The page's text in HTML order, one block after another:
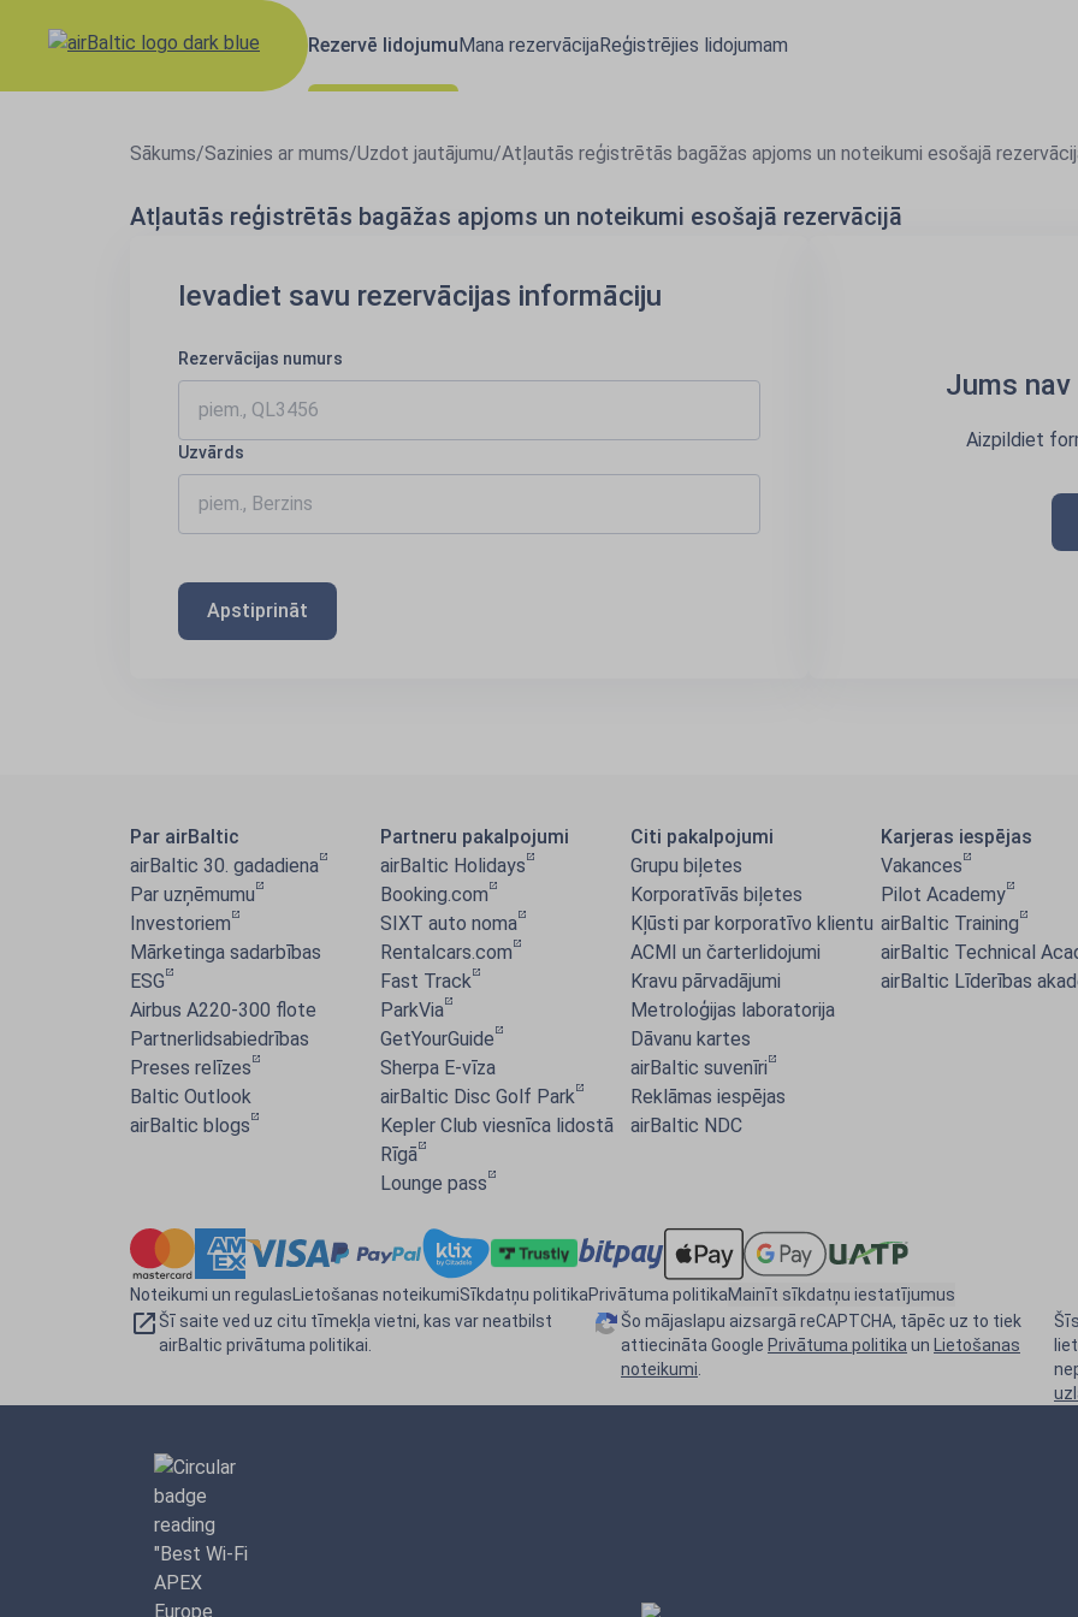
Rezervē lidojumuMana rezervācijaReģistrējies lidojumam
Sākums/Sazinies ar mums/Uzdot jautājumu/Atļautās reģistrētās bagāžas apjoms un noteikumi esošajā
Atļautās reģistrētās bagāžas apjoms un noteikumi esošajā rezervācijā
Ievadiet savu rezervācijas informāciju
Rezervācijas numurs
Uzvārds
Apstiprināt
Jums nav
Aizpildiet
Par airBaltic
airBaltic 30. gadadiena
Par uzņēmumu
Investoriem
Mārketinga sadarbības
ESG
Airbus A220-300 flote
Partnerlidsabiedrības
Preses relīzes
Baltic Outlook
airBaltic blogs
Partneru pakalpojumi
airBaltic Holidays
Booking.com
SIXT auto noma
Rentalcars.com
Fast Track
ParkVia
GetYourGuide
Sherpa E-vīza
airBaltic Disc Golf Park
Kepler Club viesnīca lidostā
Rīgā
Lounge pass
Citi pakalpojumi
Grupu biļetes
Korporatīvās biļetes
Kļūsti par korporatīvo klientu
ACMI un čarterlidojumi
Kravu pārvadājumi
Metroloģijas laboratorija
Dāvanu kartes
airBaltic suvenīri
Reklāmas iespējas
airBaltic NDC
Karjeras iespējas
Vakances
Pilot Academy
airBaltic Training
airBaltic Technical
airBaltic Līderības
Noteikumi un regulasLietošanas noteikumiSīkdatņu politikaPrivātuma politikaMainīt sīkdatņu iestatījumus
Šī saite ved uz citu tīmekļa vietni, kas var neatbilst
airBaltic privātuma politikai.
Šo mājaslapu aizsargā reCAPTCHA, tāpēc uz to tiek
attiecināta Google Privātuma politika un Lietošanas
noteikumi